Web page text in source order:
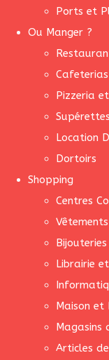
Ports et
Ou Manger ?
Pizzeria
Location
Dortoirs
Shopping
Centres
Librairie
Maison et
Magasins
Articles